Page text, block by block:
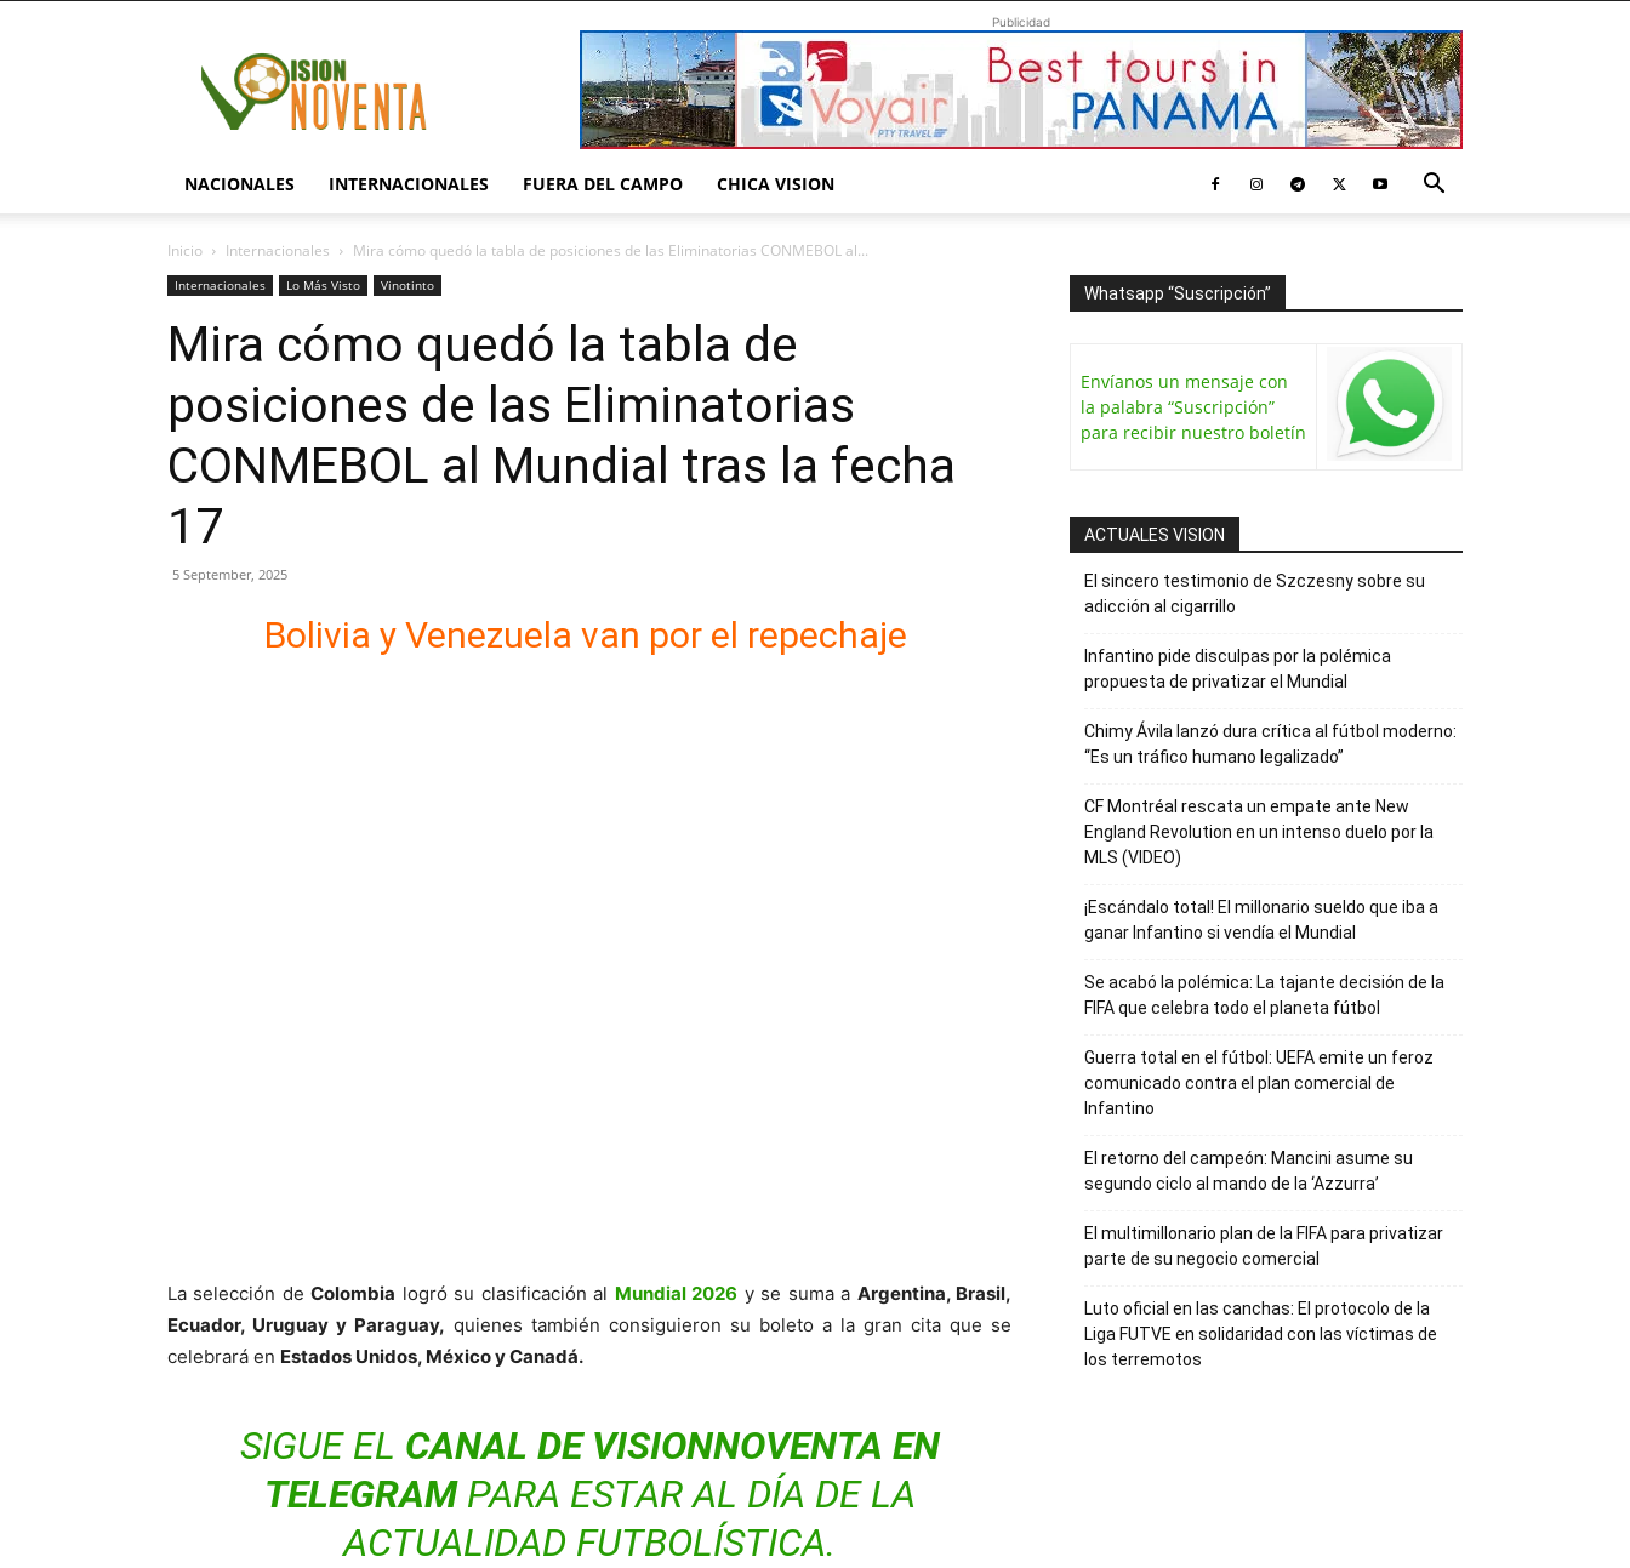
Publicidad
NACIONALES INTERNACIONALES FUERA DEL CAMPO CHICA VISION
Inicio Internacionales Mira cómo quedó la tabla de posiciones de las Eliminatorias CONMEBOL al...
Internacionales Lo Más Visto Vinotinto
Mira cómo quedó la tabla de
posiciones de las Eliminatorias
CONMEBOL al Mundial tras la fecha
17
5 September, 2025
Bolivia y Venezuela van por el repechaje
La selección deColombia logró su clasificación al Mundial 2026 y se suma a Argentina, Brasil,
Ecuador, Uruguay y Paraguay, quienes también consiguieron su boleto a la gran cita que se
celebrará en Estados Unidos, México y Canadá.
SIGUE EL CANAL DE VISIONNOVENTA EN
TELEGRAM PARA ESTAR AL DÍA DE LA
ACTUALIDAD FUTBOLÍSTICA.
Whatsapp “Suscripción”
Envíanos un mensaje con
la palabra “Suscripción”
para recibir nuestro boletín
ACTUALES VISION
El sincero testimonio de Szczesny sobre su
adicción al cigarrillo
Infantino pide disculpas por la polémica
propuesta de privatizar el Mundial
Chimy Ávila lanzó dura crítica al fútbol moderno:
“Es un tráfico humano legalizado”
CF Montréal rescata un empate ante New
England Revolution en un intenso duelo por la
MLS (VIDEO)
¡Escándalo total! El millonario sueldo que iba a
ganar Infantino si vendía el Mundial
Se acabó la polémica: La tajante decisión de la
FIFA que celebra todo el planeta fútbol
Guerra total en el fútbol: UEFA emite un feroz
comunicado contra el plan comercial de
Infantino
El retorno del campeón: Mancini asume su
segundo ciclo al mando de la ‘Azzurra’
El multimillonario plan de la FIFA para privatizar
parte de su negocio comercial
Luto oficial en las canchas: El protocolo de la
Liga FUTVE en solidaridad con las víctimas de
los terremotos